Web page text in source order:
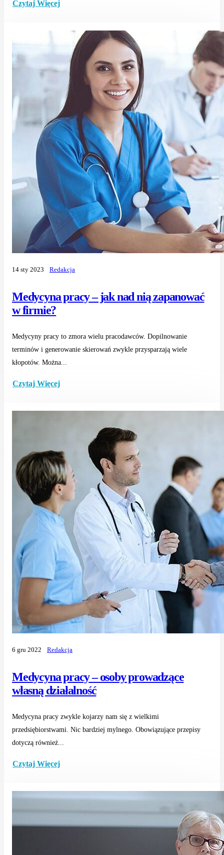
Czytaj Więcej
Medycyna pracy – jak nad nią zapanować
w firmie?
14 sty 2023 Redakcja
Medycyny pracy to zmora wielu pracodawców. Dopilnowanie
terminów i generowanie skierowań zwykle przysparzają wiele
kłopotów. Można...
Czytaj Więcej
Medycyna pracy – osoby prowadzące
własną działalność
6 gru 2022 Redakcja
Medycyna pracy zwykle kojarzy nam się z wielkimi
przedsiębiorstwami. Nic bardziej mylnego. Obowiązujące przepisy
dotyczą również...
Czytaj Więcej